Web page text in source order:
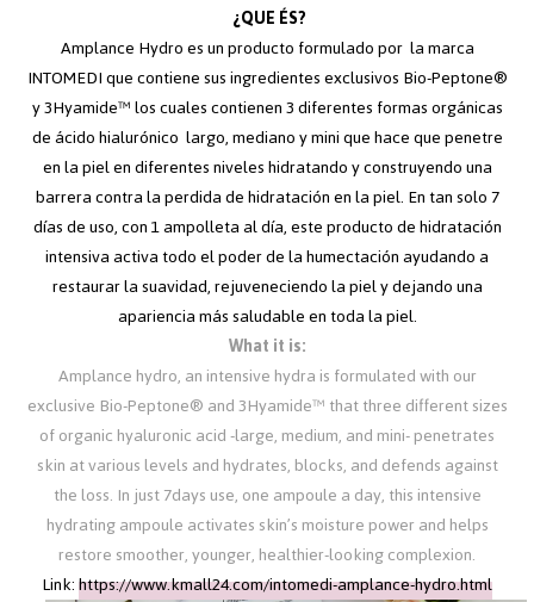
¿QUE ÉS?
Amplance Hydro es un producto formulado por la marca
INTOMEDI que contiene sus ingredientes exclusivos Bio-Peptone®
y 3Hyamide™ los cuales contienen 3 diferentes formas orgánicas
de ácido hialurónico largo, mediano y mini que hace que penetre
en la piel en diferentes niveles hidratando y construyendo una
barrera contra la perdida de hidratación en la piel. En tan solo 7
días de uso, con 1 ampolleta al día, este producto de hidratación
intensiva activa todo el poder de la humectación ayudando a
restaurar la suavidad, rejuveneciendo la piel y dejando una
apariencia más saludable en toda la piel.
What it is:
Amplance hydro, an intensive hydra is formulated with our
exclusive Bio-Peptone® and 3Hyamide™ that three different sizes
of organic hyaluronic acid -large, medium, and mini- penetrates
skin at various levels and hydrates, blocks, and defends against
the loss. In just 7days use, one ampoule a day, this intensive
hydrating ampoule activates skin’s moisture power and helps
restore smoother, younger, healthier-looking complexion.
Link:https://www.kmall24.com/intomedi-amplance-hydro.html